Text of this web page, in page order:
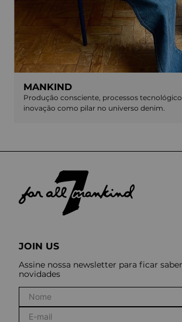
MANKIND
Produção consciente, processos
inovação como pilar no universo denim.
JOIN US
Assine nossa newsletter para ficar
novidades